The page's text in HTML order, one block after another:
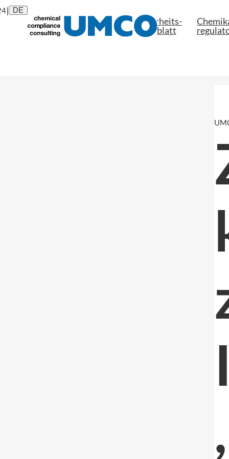
| DE
Über uns
Sicherheits-
datenblatt